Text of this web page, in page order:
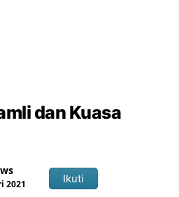
dan Kuasa
2021 Ikuti